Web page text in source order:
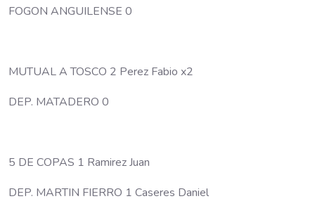
FOGON ANGUILENSE 0
MUTUAL A TOSCO 2 Perez Fabio x2
DEP. MATADERO 0
5 DE COPAS 1 Ramirez Juan
DEP. MARTIN FIERRO 1 Caseres Daniel